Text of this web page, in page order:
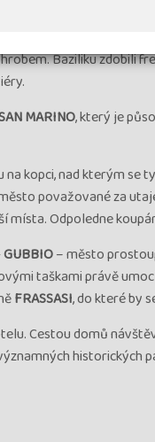
– město s nádhernou
Baziliku zdobili
MARINO, který je
kopci, nad kterým se
považované za
místa. Odpoledne
GUBBIO– město
taškami právě
FRASSASI, do které by
Cestou domů
historických